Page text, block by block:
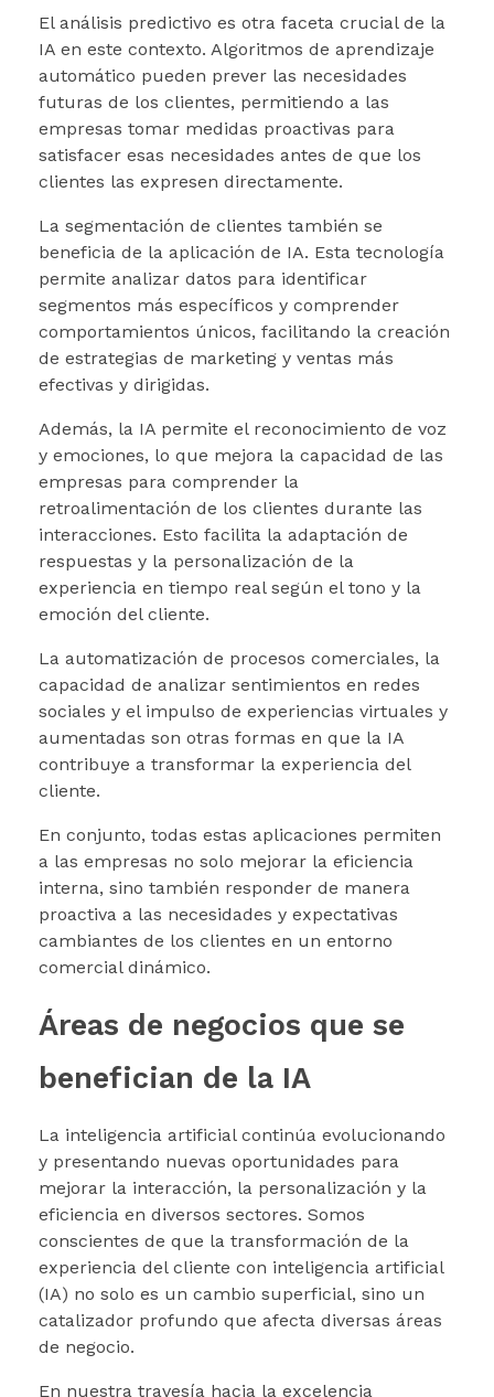
El análisis predictivo es otra faceta crucial de la
IA en este contexto. Algoritmos de aprendizaje
automático pueden prever las necesidades
futuras de los clientes, permitiendo a las
empresas tomar medidas proactivas para
satisfacer esas necesidades antes de que los
clientes las expresen directamente.
La segmentación de clientes también se
beneficia de la aplicación de IA. Esta tecnología
permite analizar datos para identificar
segmentos más específicos y comprender
comportamientos únicos, facilitando la creación
de estrategias de marketing y ventas más
efectivas y dirigidas.
Además, la IA permite el reconocimiento de voz
y emociones, lo que mejora la capacidad de las
empresas para comprender la
retroalimentación de los clientes durante las
interacciones. Esto facilita la adaptación de
respuestas y la personalización de la
experiencia en tiempo real según el tono y la
emoción del cliente.
La automatización de procesos comerciales, la
capacidad de analizar sentimientos en redes
sociales y el impulso de experiencias virtuales y
aumentadas son otras formas en que la IA
contribuye a transformar la experiencia del
cliente.
En conjunto, todas estas aplicaciones permiten
a las empresas no solo mejorar la eficiencia
interna, sino también responder de manera
proactiva a las necesidades y expectativas
cambiantes de los clientes en un entorno
comercial dinámico.
Áreas de negocios que se
benefician de la IA
La inteligencia artificial continúa evolucionando
y presentando nuevas oportunidades para
mejorar la interacción, la personalización y la
eficiencia en diversos sectores. Somos
conscientes de que la transformación de la
experiencia del cliente con inteligencia artificial
(IA) no solo es un cambio superficial, sino un
catalizador profundo que afecta diversas áreas
de negocio.
En nuestra travesía hacia la excelencia